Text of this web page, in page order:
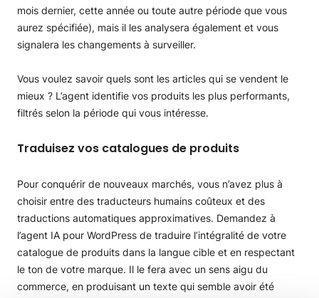
mois dernier, cette année ou toute autre période que vous
aurez spécifiée), mais il les analysera également et vous
signalera les changements à surveiller.
Vous voulez savoir quels sont les articles qui se vendent le
mieux ? L’agent identifie vos produits les plus performants,
filtrés selon la période qui vous intéresse.
Traduisez vos catalogues de produits
Pour conquérir de nouveaux marchés, vous n’avez plus à
choisir entre des traducteurs humains coûteux et des
traductions automatiques approximatives. Demandez à
l’agent IA pour WordPress de traduire l’intégralité de votre
catalogue de produits dans la langue cible et en respectant
le ton de votre marque. Il le fera avec un sens aigu du
commerce, en produisant un texte qui semble avoir été